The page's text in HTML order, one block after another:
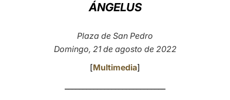
ÁNGELUS
Plaza de San Pedro
Domingo, 21 de agosto de 2022
[Multimedia]